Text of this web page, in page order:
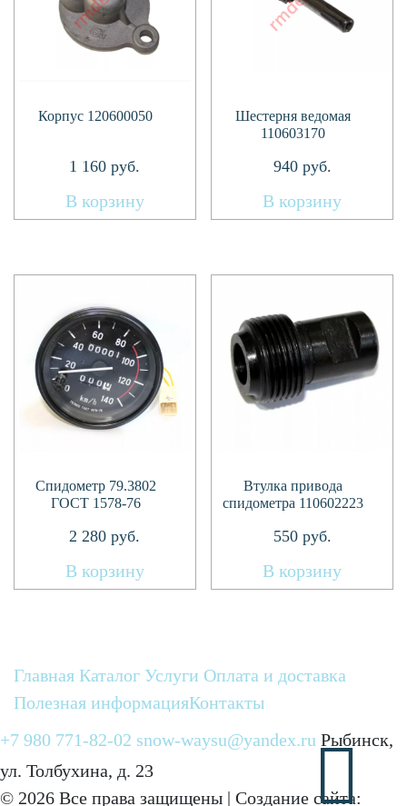
Корпус 120600050
1 160 руб.
В корзину
Шестерня ведомая
110603170
940руб.
В корзину
Спидометр 79.3802
ГОСТ 1578-76
2 280 руб.
В корзину
Втулка привода
спидометра 110602223
550руб.
В корзину
Главная Каталог Услуги Оплата и доставка
Полезная информацияКонтакты
+7 980 771-82-02 snow-waysu@yandex.ru Рыбинск,
ул. Толбухина, д. 23
© 2026 Все права защищены | Создание сайта: